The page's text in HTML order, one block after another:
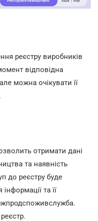
реєстру виробників
відповідна
можна очікувати її
отримати дані
та наявність
до реєстру буде
та її